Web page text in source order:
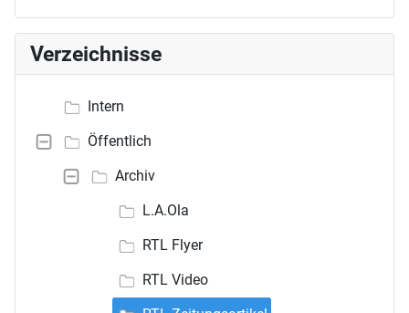
Verzeichnisse
Intern
Öffentlich
Archiv
L.A.Ola
RTL Flyer
RTL Video